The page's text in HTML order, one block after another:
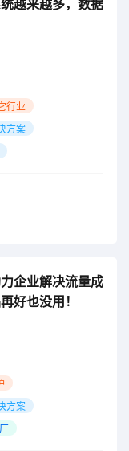
行业
方案
企业解决流量成
好也没用！
方案